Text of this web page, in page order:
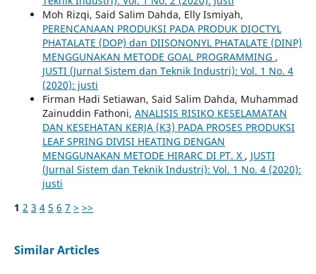
Moh Rizqi, Said Salim Dahda, Elly Ismiyah,
PERENCANAAN PRODUKSI PADA PRODUK DIOCTYL
PHATALATE (DOP) dan DIISONONYL PHATALATE (DINP)
MENGGUNAKAN METODE GOAL PROGRAMMING ,
JUSTI (Jurnal Sistem dan Teknik Industri): Vol. 1 No. 4
(2020): justi
Firman Hadi Setiawan, Said Salim Dahda, Muhammad
Zainuddin Fathoni, ANALISIS RISIKO KESELAMATAN
DAN KESEHATAN KERJA (K3) PADA PROSES PRODUKSI
LEAF SPRING DIVISI HEATING DENGAN
MENGGUNAKAN METODE HIRARC DI PT. X , JUSTI
(Jurnal Sistem dan Teknik Industri): Vol. 1 No. 4 (2020):
justi
1 2 3 4 5 6 7 > >>
Similar Articles